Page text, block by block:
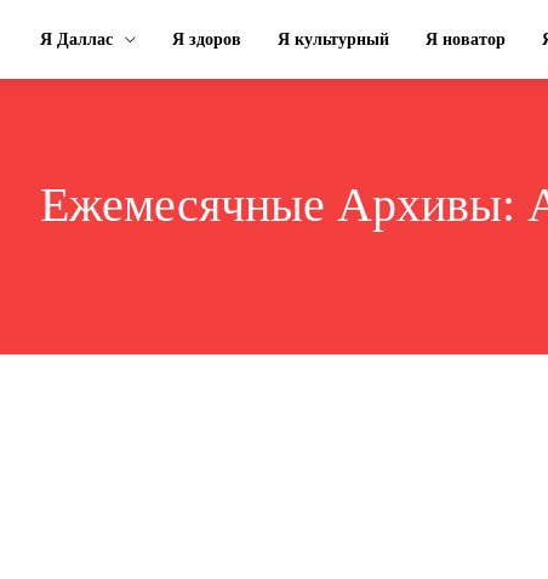
Я Даллас Я здоров Я культурный Я новатор
Ежемесячные Архивы: